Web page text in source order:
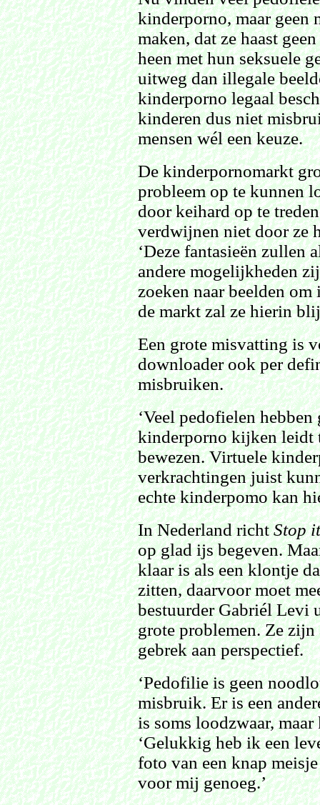
kinderporno, maar
maken, dat ze haast
heen met hun seksuele
uitweg dan illegale
kinderporno legaal
kinderen dus niet
mensen wél een keuze.
De kinderpornomarkt
probleem op te kunnen
door keihard op te
verdwijnen niet door ze
‘Deze fantasieën zullen
andere mogelijkheden
zoeken naar beelden
de markt zal ze hierin
Een grote misvatting is
downloader ook per
misbruiken.
‘Veel pedofielen hebben
kinderporno kijken leidt
bewezen. Virtuele
verkrachtingen juist
echte kinderpomo kan
In Nederland richtStop
op glad ijs begeven.
klaar is als een klontje
zitten, daarvoor moet
bestuurder Gabriél Levi
grote problemen. Ze
gebrek aan perspectief.
‘Pedofilie is geen
misbruik. Er is een
is soms loodzwaar,
‘Gelukkig heb ik een
foto van een knap
voor mij genoeg.’